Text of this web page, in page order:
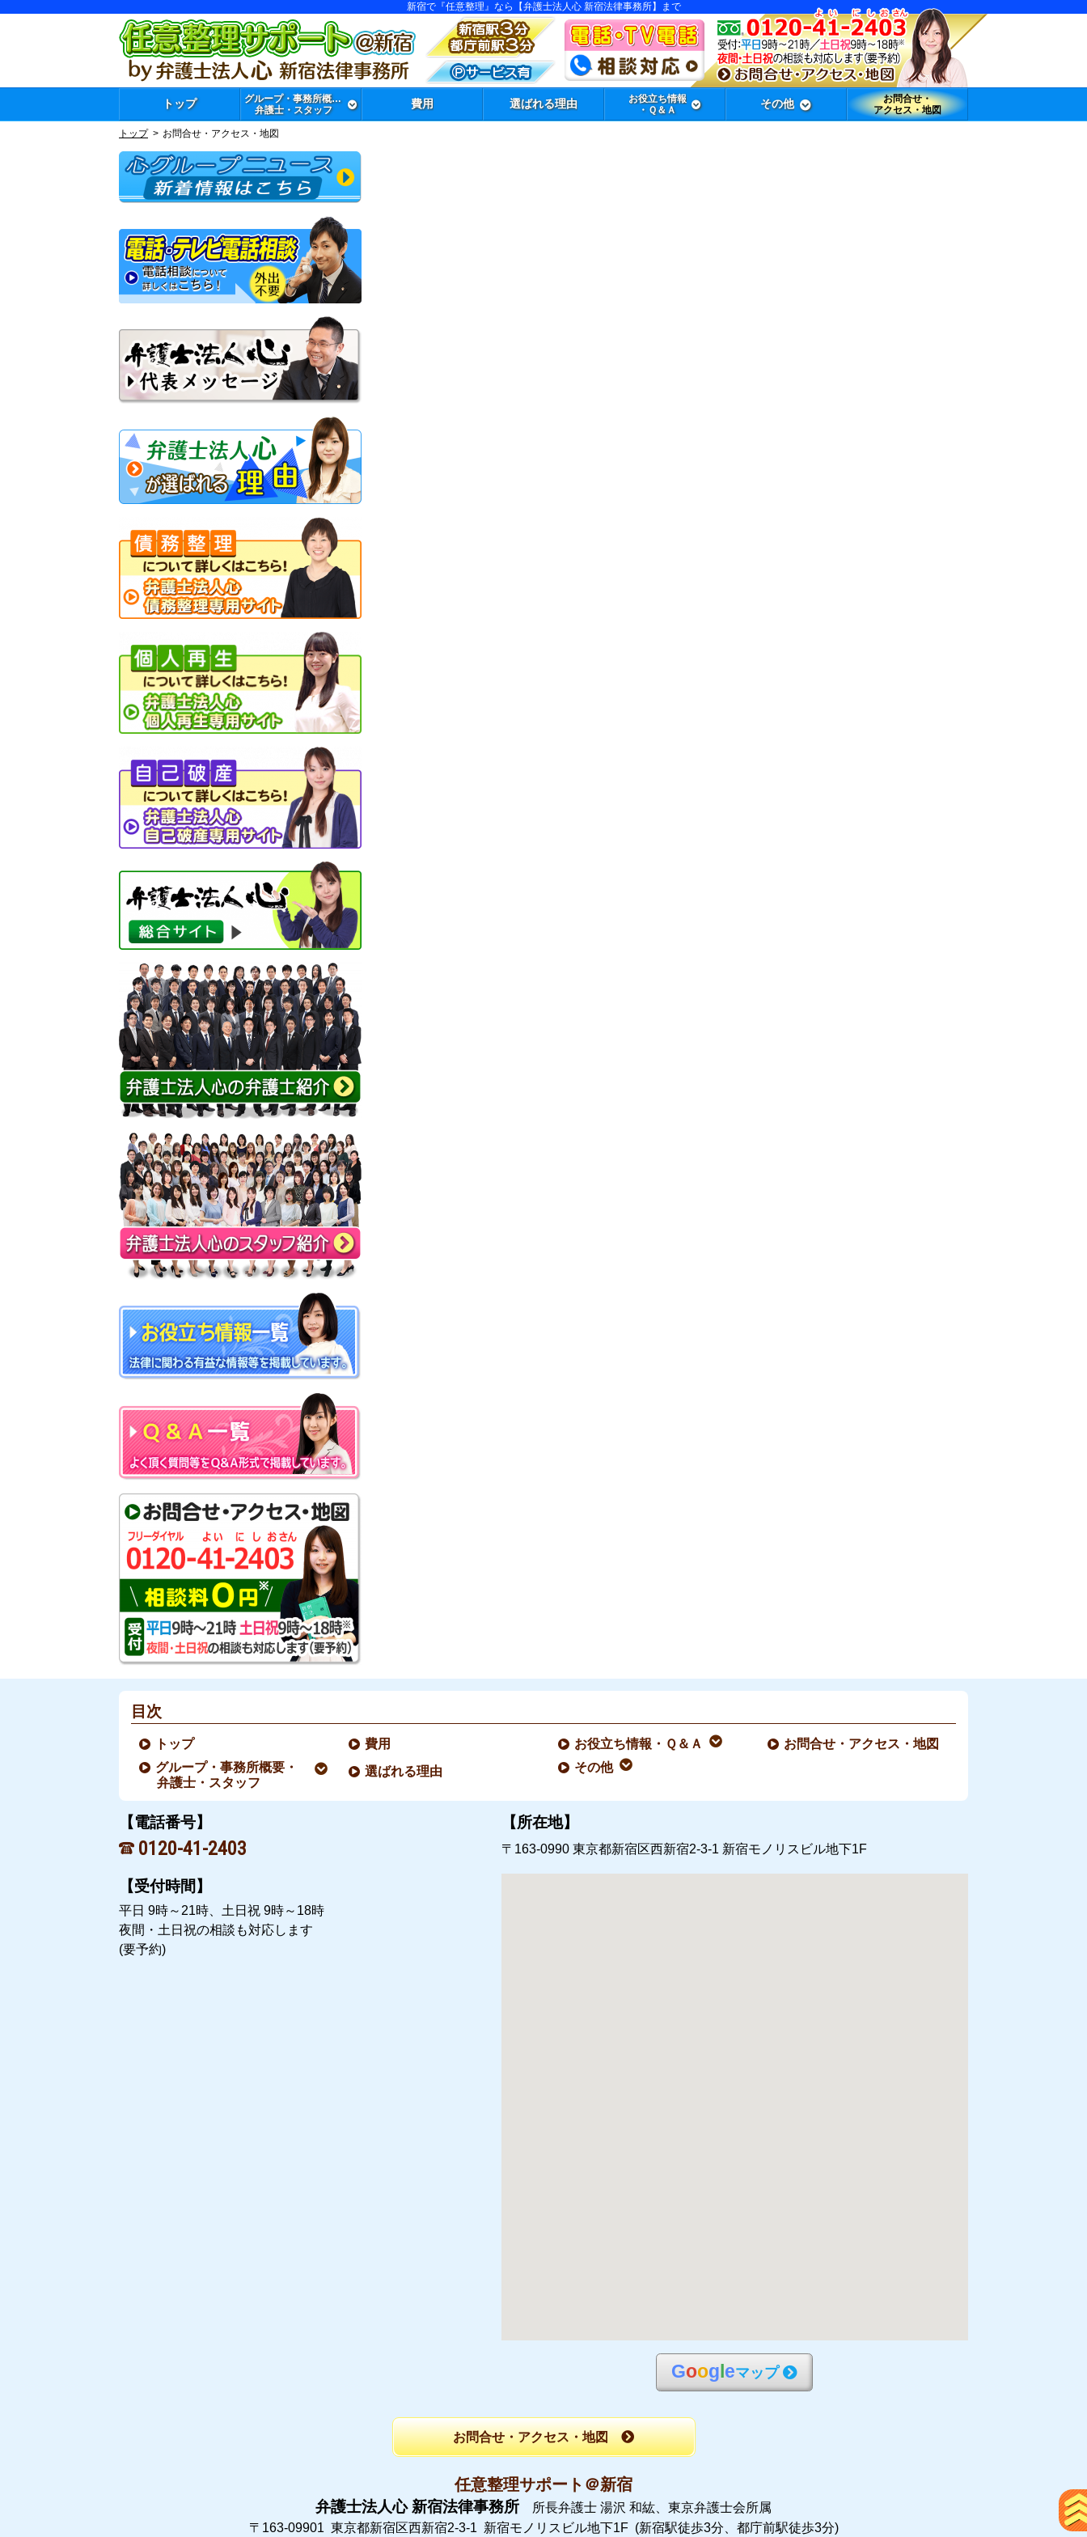
新宿で『任意整理』なら【弁護士法人心 新宿法律事務所】まで
トップ
グループ・事務所概要・
弁護士・スタッフ
費用 選ばれる理由
お役立ち情報
・Ｑ＆Ａ
その他
お問合せ・
アクセス・地図
トップ お問合せ・アクセス・地図
目次
トップ
グループ・事務所概要・
弁護士・スタッフ
費用
選ばれる理由
お役立ち情報・Ｑ＆Ａ
その他
お問合せ・アクセス・地図
【電話番号】
0120-41-2403
【受付時間】
平日 9時～21時、土日祝 9時～18時
夜間・土日祝の相談も対応します
(要予約)
【所在地】
〒163-0990東京都新宿区西新宿2-3-1 新宿モノリスビル地下1F
Goog eマップ
お問合せ・アクセス・地図
任意整理サポート＠新宿
弁護士法人心 新宿法律事務所 所長弁護士 湯沢 和紘、 東京弁護士会所属
〒163-09901 東京都新宿区西新宿2-3-1 新宿モノリスビル地下1F (新宿駅徒歩3分、都庁前駅徒歩3分)